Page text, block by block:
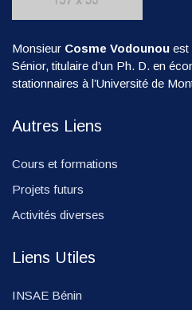
Monsieur Cosme Vodounou est
Sénior, titulaire d’un Ph. D. en
stationnaires à l’Université de
Autres Liens
Cours et formations
Projets futurs
Activités diverses
Liens Utiles
INSAE Bénin